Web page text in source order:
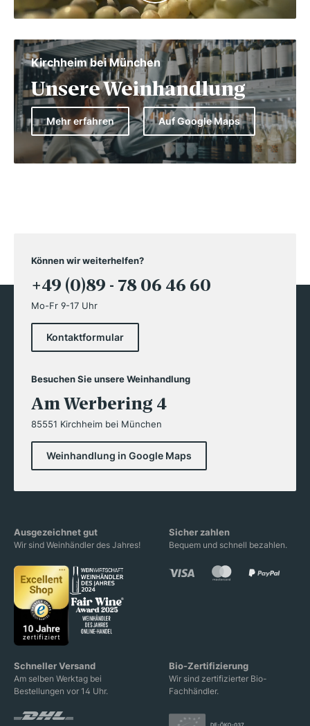
Kirchheim bei München
Unsere Weinhandlung
Mehr erfahren Auf Google Maps
Können wir weiterhelfen?
+49 (0)89 - 78 06 46 60
Mo-Fr 9-17 Uhr
Kontaktformular
Besuchen Sie unsere Weinhandlung
Am Werbering 4
85551 Kirchheim bei München
Weinhandlung in Google Maps
Ausgezeichnet gut
Wir sind Weinhändler des Jahres!
Sicher zahlen
Bequem und schnell bezahlen.
Schneller Versand
Am selben Werktag bei
Bestellungen vor 14 Uhr.
Bio-Zertifizierung
Wir sind zertifizierter Bio-
Fachhändler.